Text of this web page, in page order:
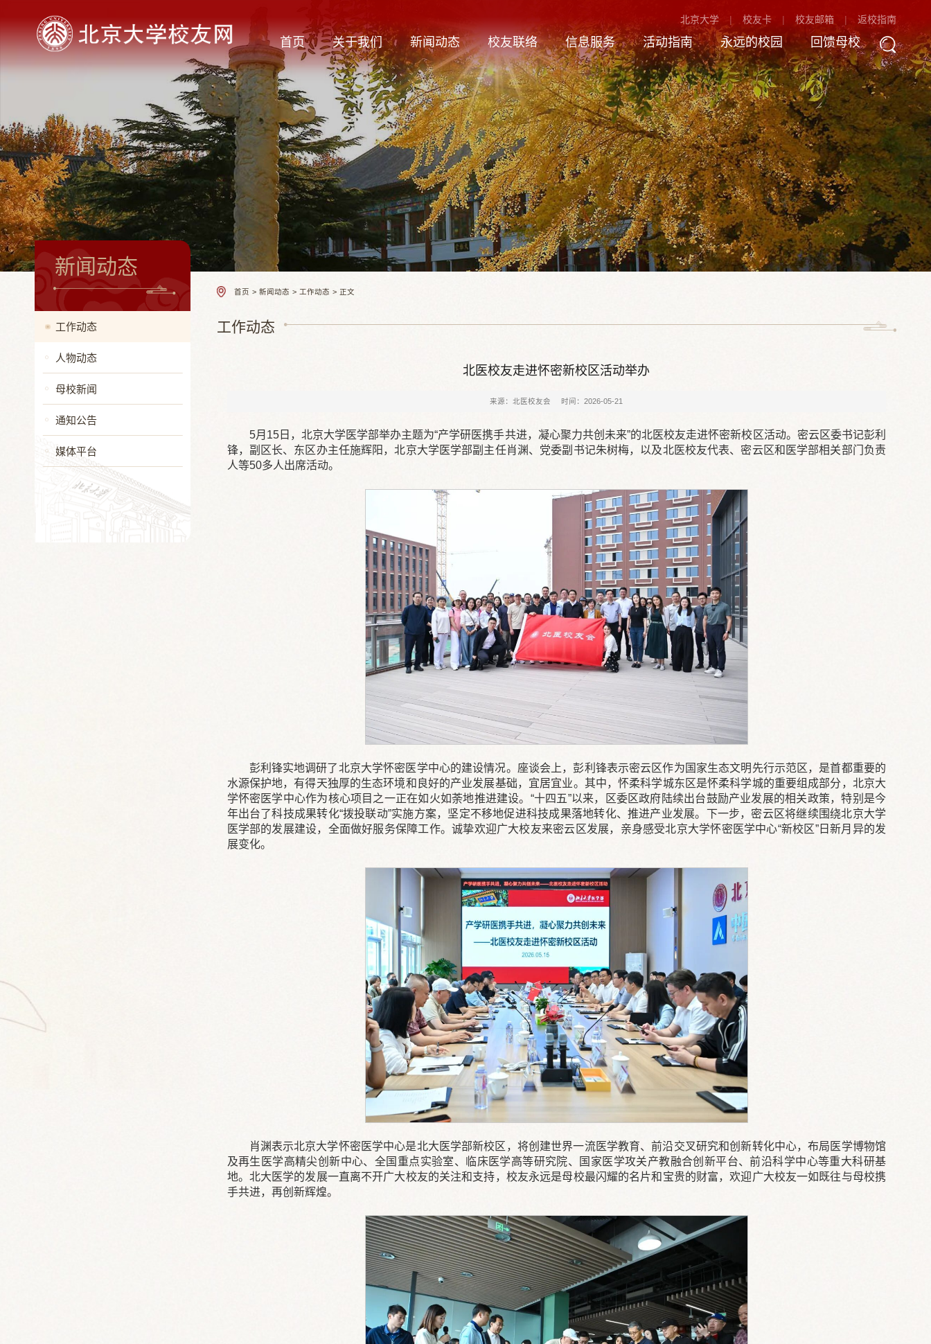
北京大学 校友卡 校友邮箱 返校指南
首页 关于我们 新闻动态 校友联络 信息服务 活动指南 永远的校园 回馈母校
新闻动态
工作动态
人物动态
母校新闻
通知公告
媒体平台
首页 > 新闻动态 > 工作动态 > 正文
工作动态
北医校友走进怀密新校区活动举办
来源：北医校友会 时间：2026-05-21
5月15日，北京大学医学部举办主题为“产学研医携手共进，凝心聚力共创未来”的北医校友走进怀密新校区活动。密云区委书记彭利
锋，副区长、东区办主任施辉阳，北京大学医学部副主任肖渊、党委副书记朱树梅，以及北医校友代表、密云区和医学部相关部门负责
人等50多人出席活动。
彭利锋实地调研了北京大学怀密医学中心的建设情况。座谈会上，彭利锋表示密云区作为国家生态文明先行示范区，是首都重要的
水源保护地，有得天独厚的生态环境和良好的产业发展基础，宜居宜业。其中，怀柔科学城东区是怀柔科学城的重要组成部分，北京大
学怀密医学中心作为核心项目之一正在如火如荼地推进建设。“十四五”以来，区委区政府陆续出台鼓励产业发展的相关政策，特别是今
年出台了科技成果转化“拨投联动”实施方案，坚定不移地促进科技成果落地转化、推进产业发展。下一步，密云区将继续围绕北京大学
医学部的发展建设，全面做好服务保障工作。诚挚欢迎广大校友来密云区发展，亲身感受北京大学怀密医学中心“新校区”日新月异的发
展变化。
肖渊表示北京大学怀密医学中心是北大医学部新校区，将创建世界一流医学教育、前沿交叉研究和创新转化中心，布局医学博物馆
及再生医学高精尖创新中心、全国重点实验室、临床医学高等研究院、国家医学攻关产教融合创新平台、前沿科学中心等重大科研基
地。北大医学的发展一直离不开广大校友的关注和支持，校友永远是母校最闪耀的名片和宝贵的财富，欢迎广大校友一如既往与母校携
手共进，再创新辉煌。